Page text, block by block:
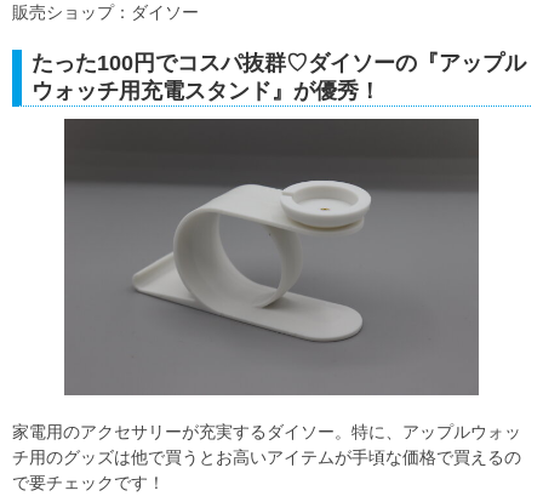
販売ショップ：ダイソー
たった100円でコスパ抜群♡ダイソーの『アップル
ウォッチ用充電スタンド』が優秀！
家電用のアクセサリーが充実するダイソー。特に、アップルウォッ
チ用のグッズは他で買うとお高いアイテムが手頃な価格で買えるの
で要チェックです！